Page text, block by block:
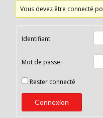
Vous devez être connecté
Identifiant:
Mot de passe:
Rester connecté
Connexion